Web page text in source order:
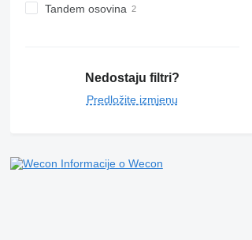
Tandem osovina
Nedostaju filtri?
Predložite izmjenu
Informacije o Wecon